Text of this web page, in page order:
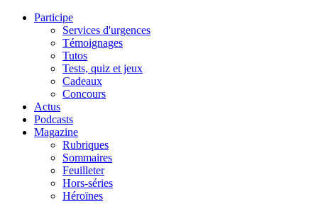
Participe
Services d'urgences
Témoignages
Tutos
Tests, quiz et jeux
Cadeaux
Concours
Actus
Podcasts
Magazine
Rubriques
Sommaires
Feuilleter
Hors-séries
Héroïnes